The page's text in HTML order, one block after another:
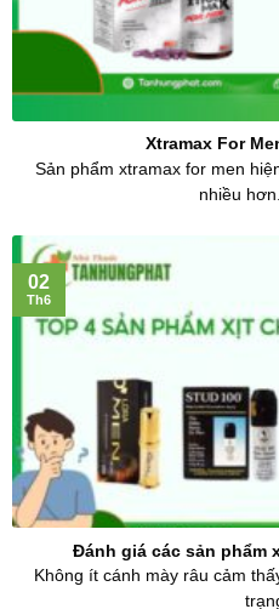
Xtramax For
Sản phẩm xtramax for men
nhiều
Đánh giá các sản phẩm
Không ít cánh mày râu cảm
02
Th6